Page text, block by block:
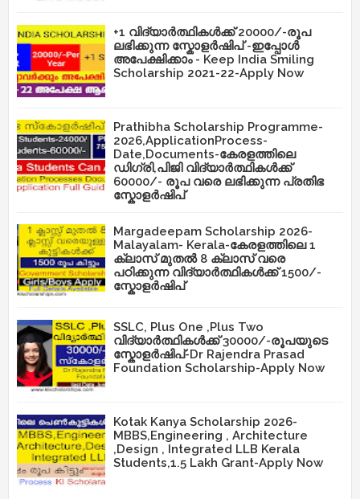
+1 വിദ്യാർത്ഥികൾക്ക് 20000/-രൂപ
ലഭിക്കുന്ന സ്കോളർഷിപ് -ഇപ്പോൾ
അപേക്ഷിക്കാം - Keep India Smiling
Scholarship 2021-22-Apply Now
Prathibha Scholarship Programme-
2026,ApplicationProcess-
Date,Documents-കേരളത്തിലെ
ഡിഗ്രി,പിജി വിദ്യാർത്ഥികൾക്ക്
60000/- രൂപ വരെ ലഭിക്കുന്ന പ്രതിഭ
സ്കോളർഷിപ്
Margadeepam Scholarship 2026-
Malayalam- Kerala-കേരളത്തിലെ 1
ക്ലാസ് മുതൽ 8 ക്ലാസ് വരെ
പഠിക്കുന്ന വിദ്യാർത്ഥികൾക്ക് 1500/-
സ്കോളർഷിപ്
SSLC, Plus One ,Plus Two
വിദ്യാർത്ഥികൾക്ക് 30000/-രൂപയുടെ
സ്കോളർഷിപ്-Dr Rajendra Prasad
Foundation Scholarship-Apply Now
Kotak Kanya Scholarship 2026-
MBBS,Engineering , Architecture
,Design , Integrated LLB Kerala
Students,1.5 Lakh Grant-Apply Now